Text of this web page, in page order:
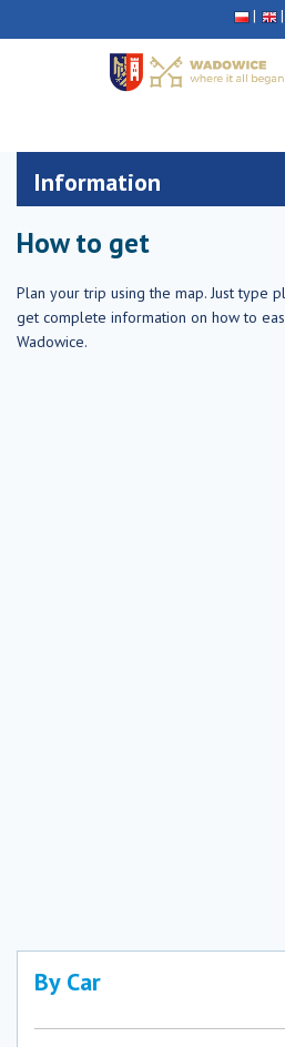
Deklaracja
dostępności
do
głównej
treści
do
menu
do
stopki
Information
How to get
Plan your trip using the map. Just type
get complete information on how to
Wadowice.
By Car